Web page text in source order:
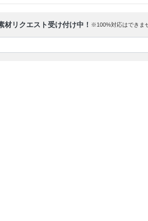
材リクエスト受け付け中！ ※100%対応はできま